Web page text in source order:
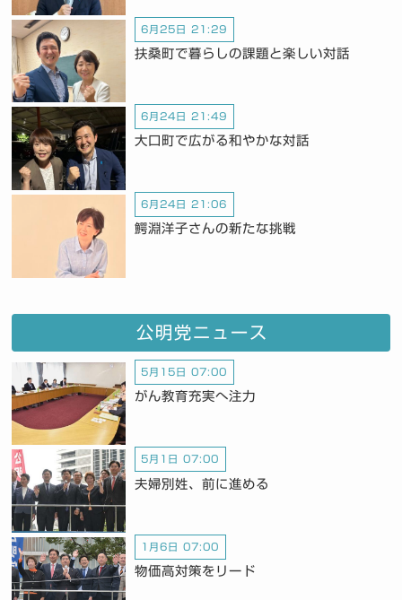
6月25日 21:29
扶桑町で暮らしの課題と楽しい対話
6月24日 21:49
大口町で広がる和やかな対話
6月24日 21:06
鰐淵洋子さんの新たな挑戦
公明党ニュース
5月15日 07:00
がん教育充実へ注力
5月1日 07:00
夫婦別姓、前に進める
1月6日 07:00
物価高対策をリード